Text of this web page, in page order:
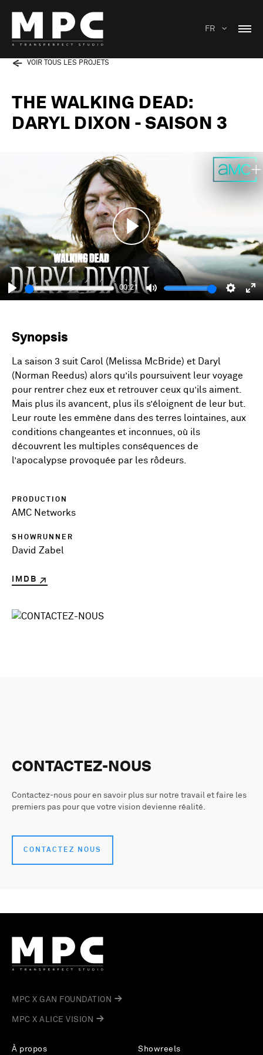
FR
VOIR TOUS LES PROJETS
THE WALKING DEAD:
DARYL DIXON - SAISON 3
Play
00:21
Mute
Play
Synopsis
La saison 3 suit Carol (Melissa McBride) et Daryl
(Norman Reedus) alors qu’ils poursuivent leur voyage
pour rentrer chez eux et retrouver ceux qu’ils aiment.
Mais plus ils avancent, plus ils s’éloignent de leur but.
Leur route les emmène dans des terres lointaines, aux
conditions changeantes et inconnues, où ils
découvrent les multiples conséquences de
l’apocalypse provoquée par les rôdeurs.
PRODUCTION
AMC Networks
SHOWRUNNER
David Zabel
IMDB
CONTACTEZ-NOUS
Contactez-nous pour en savoir plus sur notre travail et faire les
premiers pas pour que votre vision devienne réalité.
CONTACTEZ NOUS
À propos Showreels
MPC X GAN FOUNDATION
MPC X ALICE VISION